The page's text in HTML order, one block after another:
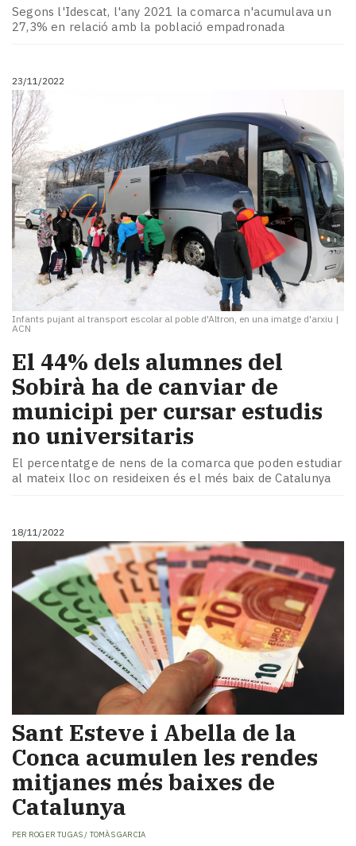
Segons l'Idescat, l'any 2021 la comarca n'acumulava un
27,3% en relació amb la població empadronada
23/11/2022
Infants pujant al transport escolar al poble d'Altron, en una imatge d'arxiu |
ACN
El 44% dels alumnes del
Sobirà ha de canviar de
municipi per cursar estudis
no universitaris
El percentatge de nens de la comarca que poden estudiar
al mateix lloc on resideixen és el més baix de Catalunya
18/11/2022
Sant Esteve i Abella de la
Conca acumulen les rendes
mitjanes més baixes de
Catalunya
PER ROGER TUGAS / TOMÀS GARCIA